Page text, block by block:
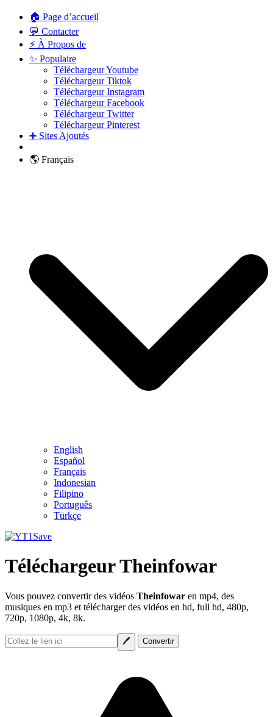
🏠 Page d’accueil
💬 Contacter
⚡ À Propos de
✨ Populaire
Téléchargeur Youtube
Téléchargeur Tiktok
Téléchargeur Instagram
Téléchargeur Facebook
Téléchargeur Twitter
Téléchargeur Pinterest
➕ Sites Ajoutés
🌎 Français
English
Español
Français
Indonesian
Filipino
Português
Türkçe
Téléchargeur Theinfowar
Vous pouvez convertir des vidéos Theinfowar en mp4, des
musiques en mp3 et télécharger des vidéos en hd, full hd, 480p,
720p, 1080p, 4k, 8k.